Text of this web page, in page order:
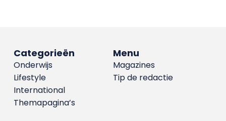
Menu
Magazines
Tip de redactie
Categorieën
Onderwijs
Lifestyle
International
Themapagina’s